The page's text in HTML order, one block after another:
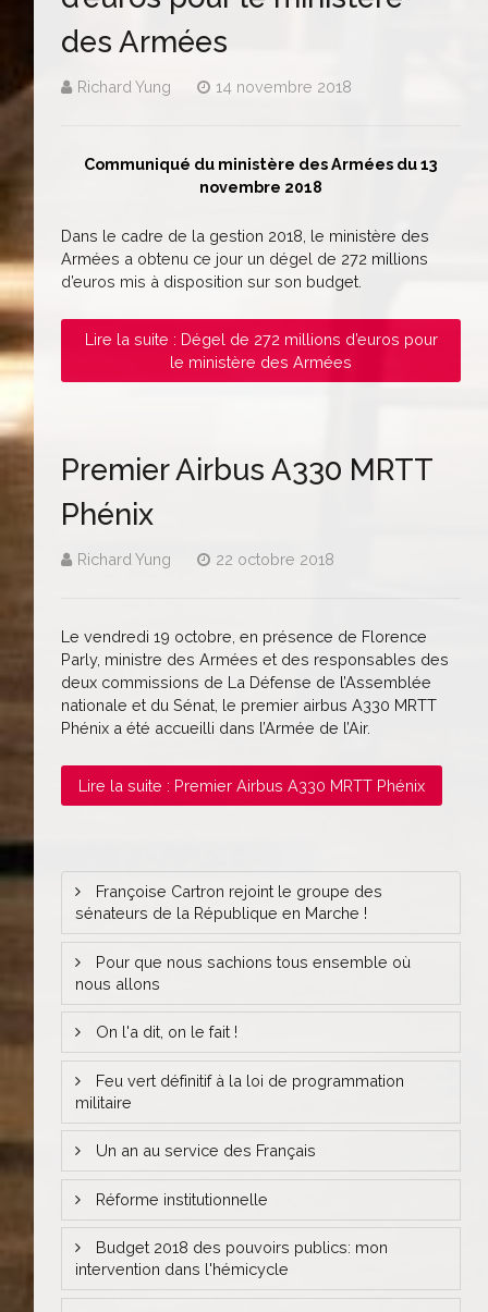
des Armées
Richard Yung 14 novembre 2018
Communiqué du ministère des Armées du 13
novembre 2018
Dans le cadre de la gestion 2018, le ministère des
Armées a obtenu ce jour un dégel de 272 millions
d’euros mis à disposition sur son budget.
Lire la suite : Dégel de 272 millions d’euros pour
le ministère des Armées
Premier Airbus A330 MRTT
Phénix
Richard Yung 22 octobre 2018
Le vendredi 19 octobre, en présence de Florence
Parly, ministre des Armées et des responsables des
deux commissions de La Défense de l’Assemblée
nationale et du Sénat, le premier airbus A330 MRTT
Phénix a été accueilli dans l’Armée de l’Air.
Lire la suite : Premier Airbus A330 MRTT Phénix
Françoise Cartron rejoint le groupe des
sénateurs de la République en Marche !
Pour que nous sachions tous ensemble où
nous allons
On l'a dit, on le fait !
Feu vert définitif à la loi de programmation
militaire
Un an au service des Français
Réforme institutionnelle
Budget 2018 des pouvoirs publics: mon
intervention dans l'hémicycle